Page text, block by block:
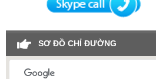
SƠ ĐỒ CHỈ ĐƯỜNG